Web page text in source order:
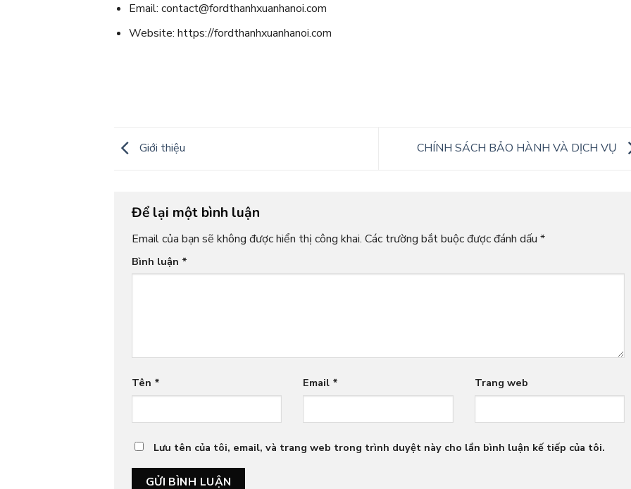
Email: contact@fordthanhxuanhanoi.com
Website: https://fordthanhxuanhanoi.com
Giới thiệu CHÍNH SÁCH BẢO HÀNH VÀ DỊCH VỤ
Để lại một bình luận
Email của bạn sẽ không được hiển thị công khai. Các trường bắt buộc được đánh dấu *
Bình luận *
Tên * Email * Trang web
Lưu tên của tôi, email, và trang web trong trình duyệt này cho lần bình luận kế tiếp của tôi.